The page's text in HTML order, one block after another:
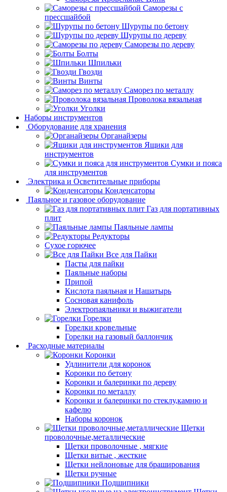
Саморезы с
прессшайбой
Шурупы по бетону
Шурупы по дереву
Саморезы по дереву
Болты
Шпильки
Гвозди
Винты
Саморез по металлу
Проволока вязальная
Уголки
Наборы инструментов
Оборудование для хранения
Органайзеры
Ящики для
инструментов
Сумки и пояса
для инструментов
Электрика и Осветительные приборы
Конденсаторы
Паяльное и газовое оборудование
Газ для портативных
плит
Паяльные лампы
Редукторы
Сухое горючее
Все для Пайки
Пасты для пайки
Паяльные наборы
Припой
Кислота паяльная и Нашатырь
Сосновая канифоль
Электропаяльники и выжигатели
Горелки
Горелки кровельные
Горелки на газовый баллончик
Расходные материалы
Коронки
Удлинители для коронок
Коронки по бетону
Коронки и балеринки по дереву
Коронки по металлу
Коронки и балеринки по стеклу,камню и
кафелю
Наборы коронок
Щетки
проволочные,металлические
Щетки проволочные , мягкие
Щетки витые , жесткие
Щетки нейлоновые для браширования
Щетки ручные
Подшипники